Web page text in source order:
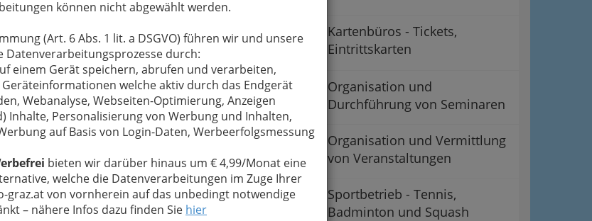
können nicht abgewählt werden.
(Art. 6 Abs. 1 lit. a DSGVO) führen wir und unsere
Datenverarbeitungsprozesse durch:
einem Gerät speichern, abrufen und verarbeiten,
welche aktiv durch das Endgerät
Webanalyse, Webseiten-Optimierung, Anzeigen
Inhalte, Personalisierung von Werbung und Inhalten,
auf Basis von Login-Daten, Werbeerfolgsmessung
bieten wir darüber hinaus um € 4,99/Monat eine
welche die Datenverarbeitungen im Zuge Ihrer
graz.at von vornherein auf das unbedingt notwendige
– nähere Infos dazu finden Sie hier
Kartenbüros - Tickets,
Eintrittskarten
Organisation und
Durchführung von Seminaren
Organisation und Vermittlung
von Veranstaltungen
Sportbetrieb - Tennis,
Badminton und Squash